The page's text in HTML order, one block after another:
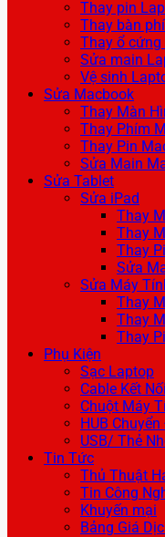
Thay pin
Thay bàn
Thay ổ
Sửa main
Vệ sinh
Sửa Macbook
Thay Màn
Thay Phím
Thay Pin
Sửa Main
Sửa Tablet
Sửa iPad
Thay
Thay
Thay
Sửa
Sửa Máy
Thay
Thay
Thay
Phụ Kiện
Sạc Laptop
Cable Kết Nối
Chuột Máy
HUB
USB/ Thẻ
Tin Tức
Thủ Thuật
Tin Công
Khuyến mại
Bảng Giá